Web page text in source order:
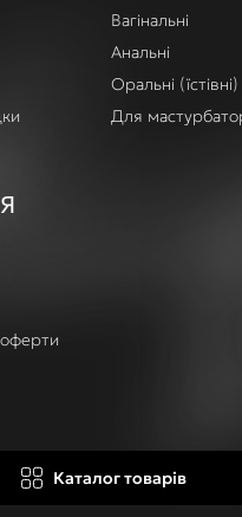
Вагінальні
Анальні
Оральні (їстівні)
Для
оферти
Каталог товарів